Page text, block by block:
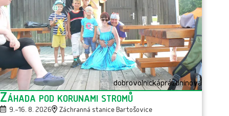
dobrovolnickáprázdninová
Záhada pod korunami stromů
9.–16. 8. 2026 Záchranná stanice Bartošovice